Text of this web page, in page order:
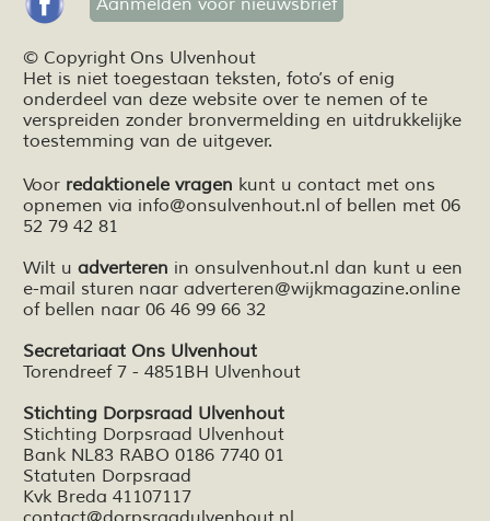
Aanmelden voor nieuwsbrief
© Copyright Ons Ulvenhout
Het is niet toegestaan teksten, foto’s of enig
onderdeel van deze website over te nemen of te
verspreiden zonder bronvermelding en uitdrukkelijke
toestemming van de uitgever.
Voor redaktionele vragen kunt u contact met ons
opnemen via info@onsulvenhout.nl of bellen met 06
52 79 42 81
Wilt u adverteren in onsulvenhout.nl dan kunt u een
e-mail sturen naar adverteren@wijkmagazine.online
of bellen naar 06 46 99 66 32
Secretariaat Ons Ulvenhout
Torendreef 7 - 4851BH Ulvenhout
Stichting Dorpsraad Ulvenhout
Stichting Dorpsraad Ulvenhout
Bank NL83 RABO 0186 7740 01
Statuten Dorpsraad
Kvk Breda 41107117